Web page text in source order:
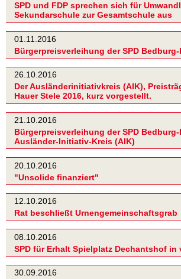
SPD und FDP sprechen sich für
Sekundarschule zur Gesamtschule aus
01.11.2016
Bürgerpreisverleihung der SPD Bedburg-
26.10.2016
Der Ausländerinitiativkreis (AIK),
Hauer Stele 2016, kurz vorgestellt.
21.10.2016
Bürgerpreisverleihung der SPD Bedburg-
Ausländer-Initiativ-Kreis (AIK)
20.10.2016
"Unsolide finanziert"
12.10.2016
Rat beschließt Urnengemeinschaftsgrab
08.10.2016
SPD für Erhalt Spielplatz Dechantshof in
30.09.2016